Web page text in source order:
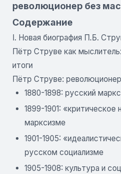
революционер без
Содержание
I. Новая биография П.Б.
Пётр Струве как
итоги
Пётр Струве:
1880-1898: русский
1899-1901:
марксизме
1901-1905:
русском социализме
1905-1908: культура и